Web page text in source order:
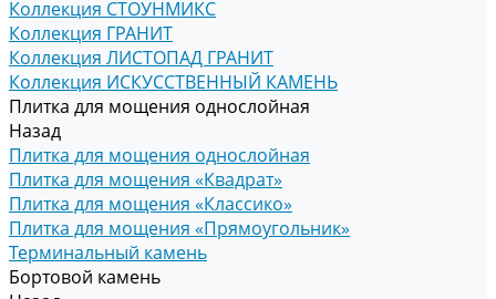
Коллекция СТОУНМИКС
Коллекция ГРАНИТ
Коллекция ЛИСТОПАД ГРАНИТ
Коллекция ИСКУССТВЕННЫЙ КАМЕНЬ
Плитка для мощения однослойная
Назад
Плитка для мощения однослойная
Плитка для мощения «Квадрат»
Плитка для мощения «Классико»
Плитка для мощения «Прямоугольник»
Терминальный камень
Бортовой камень